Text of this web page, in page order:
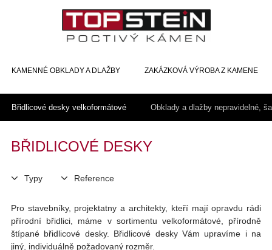
KAMENNÉ OBKLADY A DLAŽBY ZAKÁZKOVÁ VÝROBA Z KAMENE
Břidlicové desky velkoformátové Obklady a dlažby nepravidelné,
BŘIDLICOVÉ DESKY
Typy Reference
Pro stavebníky, projektatny a architekty, kteří mají opravdu rádi
přírodní břidlici, máme v sortimentu velkoformátové, přírodně
štípané břidlicové desky. Břidlicové desky Vám upravíme i na
jiný, individuálně požadovaný rozměr.